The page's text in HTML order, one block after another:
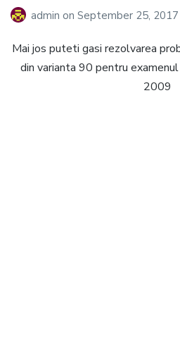
admin on September 25, 2017
Mai jos puteti gasi rezolvarea
din varianta 90 pentru
2009